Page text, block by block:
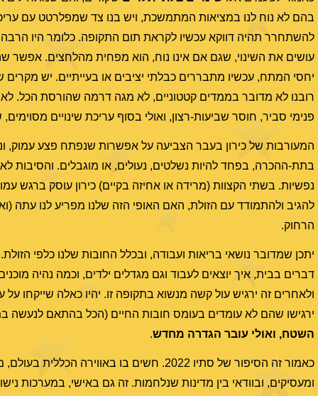
בהם לא נוח לנו במציאות המתמשכת, ויש בנו צד שמפלרטט עם
עושים את השינוי, שגם אם אינו נוח, הוא מפחית מהלחצים. אפשר
יחסי המתח, עכשיו מתבררים כבלתי יציבים או בעייתיים. יש
רובנו לא מדובר בממדים קטטוניים, לא מגה דרמה שהורסת הכל.
פנימי סביר, חוסר שביעות-רצון, ואולי בסוף עריכת שינויים
המעורבות של כירון בעבר הצביעה על אפשרות שנפתח פצע עמוק,
בתת-ההכרה, בפחד להיות נשלטים, נעולים, או מוגבלים. והסיבות
נפשיות. בשתי הקצוות (מרידה או אחיזה בקיים) כירון עוסק ברגש
להגיב ולהתמודד עם הזולת, האם האופי הזה שלנו מפריע לנו עתה
הרחוק.
יתכן שמדובר נושאי בריאות ועבודה, ובכלל החובות שלנו כלפי
דברים בבית, איך יוצאים לעבוד וגם מגדלים ילדים, וכמה נהיה
ולאחרים זה ירגיש עול קשה מנשוא בתקופה זו. יהיו כאלה שייקחו
ירגישו שהם לא עומדים בעומס חובות החיים (הכל בהתאם לנעשה
השטח, ואולי עובר הגדרה מחדש.
כאמור זה הסיפור של סתיו 2022. חשים בו
ומעסיקים, ובוודאי בין מדינות שנלחמות. זה גם באישי, במערכות